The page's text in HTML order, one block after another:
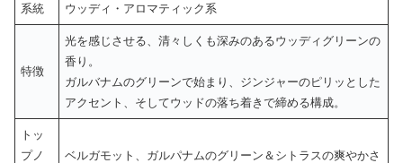
系統 ウッディ・アロマティック系
特徴
光を感じさせる、清々しくも深みのあるウッディグリーンの
香り。
ガルバナムのグリーンで始まり、ジンジャーのピリッとした
アクセント、そしてウッドの落ち着きで締める構成。
トッ
プノ
ベルガモット、ガルパナムのグリーン＆シトラスの爽やかさ